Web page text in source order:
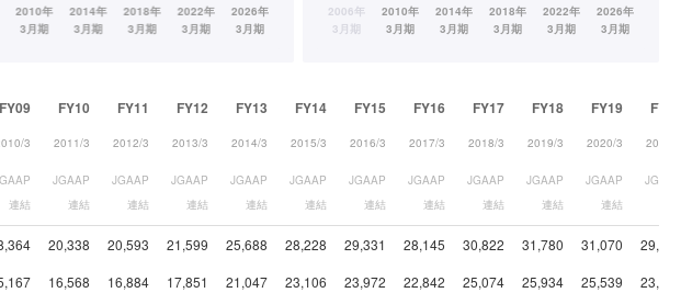
FY09 FY10 FY11 FY12 FY13 FY14 FY15 FY16 FY17 FY18 FY19 FY20
3 2011/3 2012/3 2013/3 2014/3 2015/3 2016/3 2017/3 2018/3 2019/3 2020/3 2021/3
連結
JGAAP
連結
JGAAP
連結
JGAAP
連結
JGAAP
連結
JGAAP
連結
JGAAP
連結
JGAAP
連結
JGAAP
連結
JGAAP
連結
JGAAP
連結
JGAAP
20,338 20,593 21,599 25,688 28,228 29,331 28,145 30,822 31,780 31,070 29,186
16,568 16,884 17,851 21,047 23,106 23,972 22,842 25,074 25,934 25,539 23,872